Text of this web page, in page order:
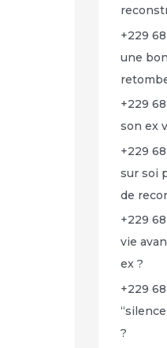
+229
une
+229
son ex
+229
sur soi
de
+229
vie
ex ?
+229
?